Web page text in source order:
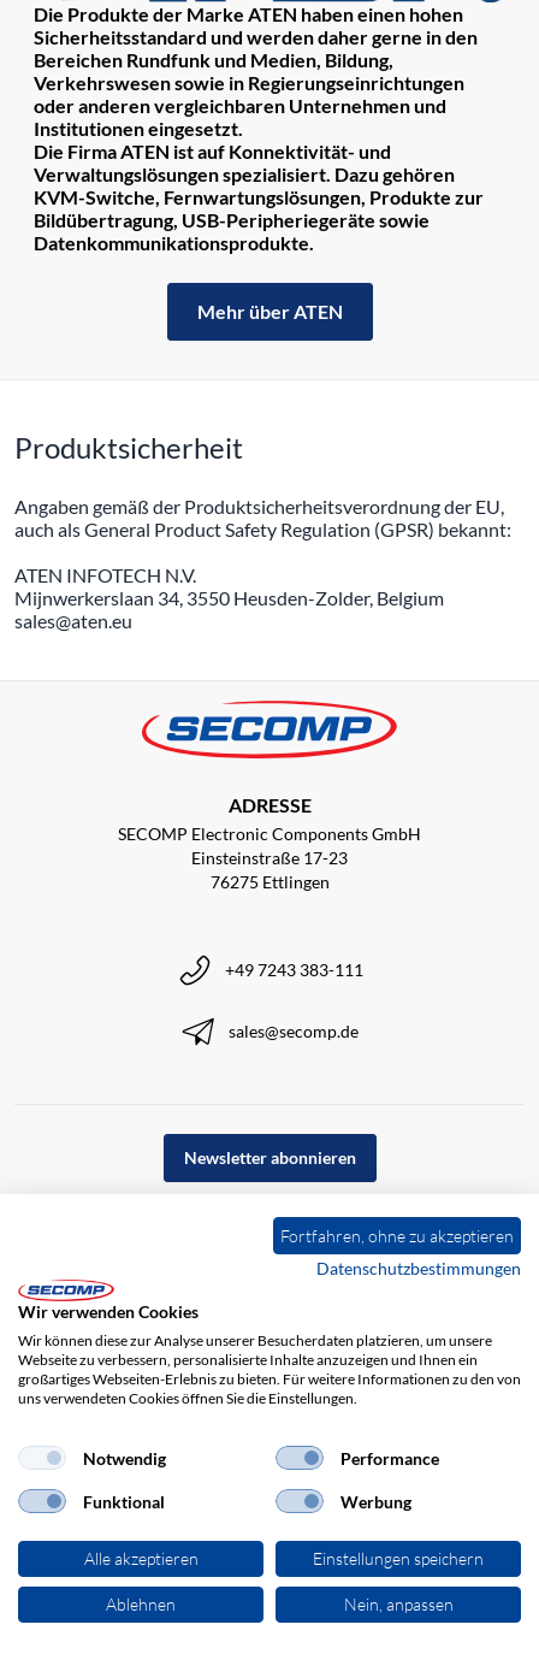
Die Produkte der Marke ATEN haben einen hohen
Sicherheitsstandard und werden daher gerne in den
Bereichen Rundfunk und Medien, Bildung,
Verkehrswesen sowie in Regierungseinrichtungen
oder anderen vergleichbaren Unternehmen und
Institutionen eingesetzt.
Die Firma ATEN ist auf Konnektivität- und
Verwaltungslösungen spezialisiert. Dazu gehören
KVM-Switche, Fernwartungslösungen, Produkte zur
Bildübertragung, USB-Peripheriegeräte sowie
Datenkommunikationsprodukte.
Mehr über ATEN
Produktsicherheit
Angaben gemäß der Produktsicherheitsverordnung der EU,
auch als General Product Safety Regulation (GPSR) bekannt:
ATEN INFOTECH N.V.
Mijnwerkerslaan 34, 3550 Heusden-Zolder, Belgium
sales@aten.eu
ADRESSE
SECOMP Electronic Components GmbH
Einsteinstraße 17-23
76275 Ettlingen
+49 7243 383-111
sales@secomp.de
Newsletter abonnieren
Impressum Haftungsausschluss
© 2026 SECOMP Electronic Components GmbH. Alle Rechte vorbehalten.
powered by polynorm
Fortfahren, ohne zu akzeptieren
Datenschutzbestimmungen
Wir verwenden Cookies
Wir können diese zur Analyse unserer Besucherdaten platzieren, um unsere
Webseite zu verbessern, personalisierte Inhalte anzuzeigen und Ihnen ein
großartiges Webseiten-Erlebnis zu bieten. Für weitere Informationen zu den von
uns verwendeten Cookies öffnen Sie die Einstellungen.
Notwendig Performance
Funktional Werbung
Alle akzeptieren Einstellungen speichern
Ablehnen Nein, anpassen